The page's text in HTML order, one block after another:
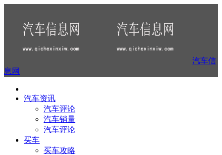
汽车信
息网
汽车资讯
汽车评论
汽车销量
汽车评论
买车
买车攻略